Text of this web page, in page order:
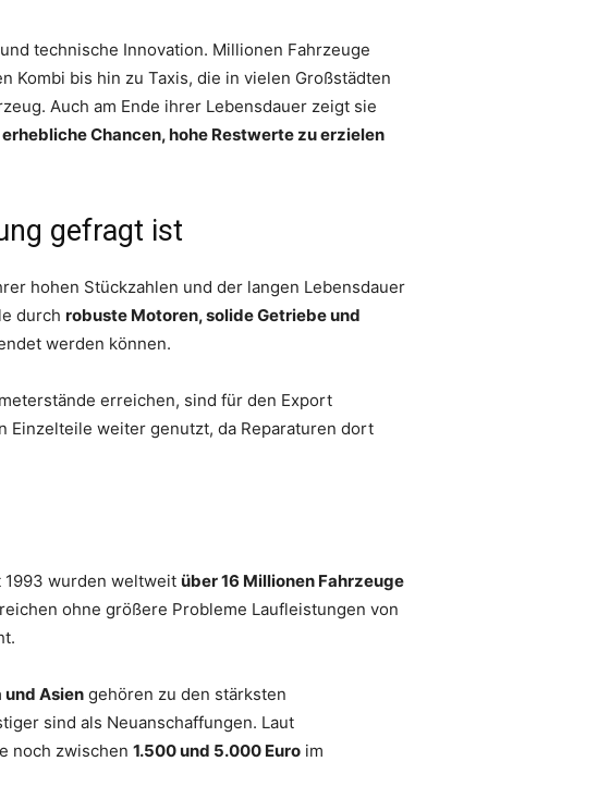
technische Innovation. Millionen Fahrzeuge
Kombi bis hin zu Taxis, die in vielen Großstädten
Auch am Ende ihrer Lebensdauer zeigt sie
Chancen, hohe Restwerte zu erzielen
gefragt ist
hohen Stückzahlen und der langen Lebensdauer
durch robuste Motoren, solide Getriebe und
werden können.
erreichen, sind für den Export
Einzelteile weiter genutzt, da Reparaturen dort
1993 wurden weltweit über 16 Millionen Fahrzeuge
ohne größere Probleme Laufleistungen von
Asien gehören zu den stärksten
sind als Neuanschaffungen. Laut
noch zwischen 1.500 und 5.000 Euro im